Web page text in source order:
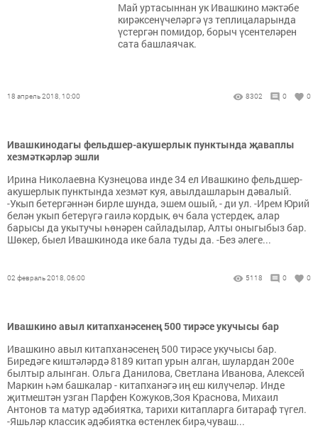
Май уртасыннан ук Ивашкино мәктәбе
кирәксенүчеләргә үз теплицаларында
үстергән помидор, борыч үсентеләрен
сата башлаячак.
18 апрель 2018, 10:00 8302 0 0
Ивашкинодагы фельдшер-акушерлык пунктында җаваплы
хезмәткәрләр эшли
Ирина Николаевна Кузнецова инде 34 ел Ивашкино фельдшер-
акушерлык пунктында хезмәт куя, авылдашларын дәвалый.
-Укып бетергәннән бирле шунда, эшем ошый, - ди ул. -Ирем Юрий
белән укып бетерүгә гаилә кордык, өч бала үстердек, алар
барысы да укытучы һөнәрен сайладылар, Алты оныгыбыз бар.
Шөкер, быел Ивашкинода ике бала туды да. -Без әлеге...
02 февраль 2018, 06:00 5118 0 0
Ивашкино авыл китапханәсенең 500 тирәсе укучысы бар
Ивашкино авыл китапханәсенең 500 тирәсе укучысы бар.
Биредәге киштәләрдә 8189 китап урын алган, шулардан 200е
былтыр алынган. Ольга Данилова, Светлана Иванова, Алексей
Маркин һәм башкалар - китапханәгә иң еш килүчеләр. Инде
җитмештән узган Парфен Кожуков,Зоя Краснова, Михаил
Антонов та матур әдәбиятка, тарихи китапларга битараф түгел.
-Яшьләр классик әдәбиятка өстенлек бирә,чуваш...